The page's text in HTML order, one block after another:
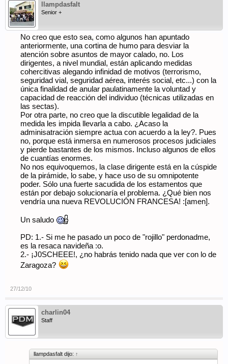
llampdasfalt
Senior +
No creo que esto sea, como algunos han apuntado
anteriormente, una cortina de humo para desviar la
atención sobre asuntos de mayor calado, no. Los
dirigentes, a nivel mundial, están aplicando medidas
cohercitivas alegando infinidad de motivos (terrorismo,
seguridad vial, seguridad aérea, interés social, etc...) con la
única finalidad de anular paulatinamente la voluntad y
capacidad de reacción del individuo (técnicas utilizadas en
las sectas).
Por otra parte, no creo que la discutible legalidad de la
medida les impida llevarla a cabo. ¿Acaso la
adminisatración siempre actua con acuerdo a la ley?. Pues
no, porque está inmersa en numerosos procesos judiciales
y pierde bastantes de los mismos. Incluso algunos de ellos
de cuantías enormes.
No nos equivoquemos, la clase dirigente está en la cúspide
de la pirámide, lo sabe, y hace uso de su omnipotente
poder. Sólo una fuerte sacudida de los estamentos que
están por debajo solucionaría el problema. ¿Qué bien nos
vendría una nueva REVOLUCIÓN FRANCESA! :[amen].
Un saludo
PD: 1.- Si me he pasado un poco de "rojillo" perdonadme,
es la resaca navideña :o.
2.- ¡J0SCHEEE!, ¿no habrás tenido nada que ver con lo de
Zaragoza?
27/12/10
charlin04
Staff
llampdasfalt dijo: ↑